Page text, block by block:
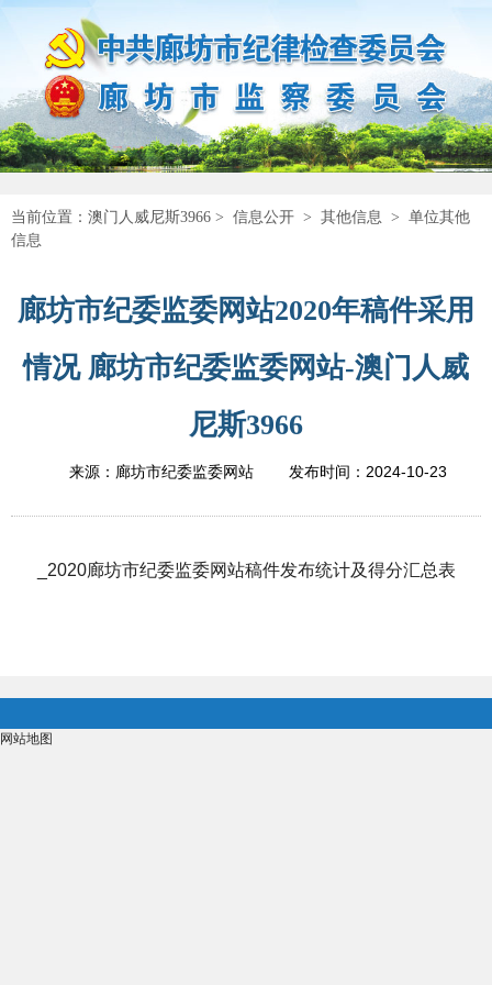
当前位置： 澳门人威尼斯3966 > 信息公开 > 其他信息 > 单位其他
信息
廊坊市纪委监委网站2020年稿件采用
情况 廊坊市纪委监委网站-澳门人威
尼斯3966
来源：廊坊市纪委监委网站 发布时间： 2024-10-23
_2020廊坊市纪委监委网站稿件发布统计及得分汇总表
网站地图